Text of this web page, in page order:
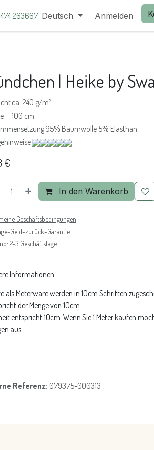
263667 Deutsch Anmelden
| Heike by
ca. 240 g/m²
100 cm
95% Baumwolle 5% Elasthan
€
In den Warenkorb
Geschäftsbedingungen
Geld-zurück-Garantie
2-3 Geschäftstage
Informationen
als Meterware werden in 10cm Schritten
der Menge von 10cm.
entspricht 10cm. Wenn Sie 1 Meter kaufen
aus.
Referenz: 079375-000313